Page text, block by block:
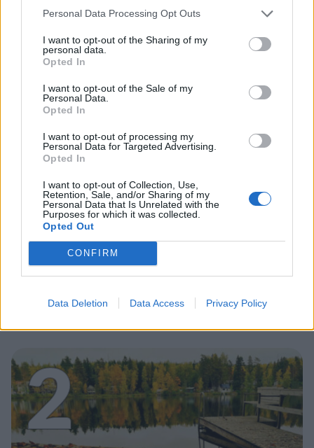
Personal Data Processing Opt Outs
I want to opt-out of the Sharing of my
personal data.
Opted In
I want to opt-out of the Sale of my
Personal Data.
Opted In
I want to opt-out of processing my
Personal Data for Targeted Advertising.
Opted In
I want to opt-out of Collection, Use,
Retention, Sale, and/or Sharing of my
Personal Data that Is Unrelated with the
Purposes for which it was collected.
Opted Out
CONFIRM
Data Deletion Data Access Privacy Policy
Staran luetuimmat
1
UUTISET
Leskeneläke ei kuulu kaikille –
Kela muistuttaa tärkeästä
ikärajasta
2